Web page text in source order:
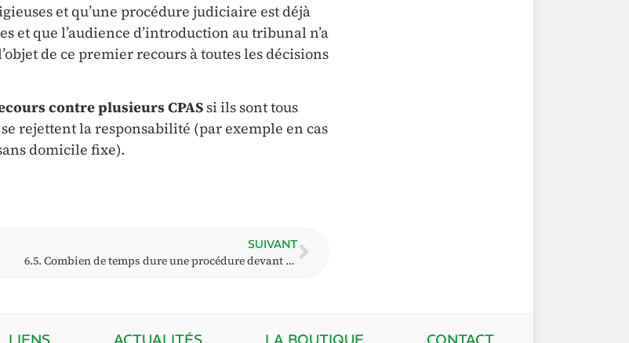
et qu’une procédure judiciaire est déjà
et que l’audience d’introduction au tribunal n’a
de ce premier recours à toutes les décisions
contre plusieurs CPAS si ils sont tous
rejettent la responsabilité (par exemple en cas
domicile fixe).
SUIVANT
6.5. Combien de temps dure une procédure devant le tribunal ?